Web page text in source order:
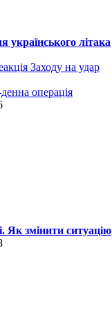
українського літака
Заходу на удар
операція
Як змінити ситуацію